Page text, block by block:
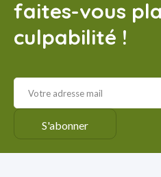
faites-vous
culpabilité !